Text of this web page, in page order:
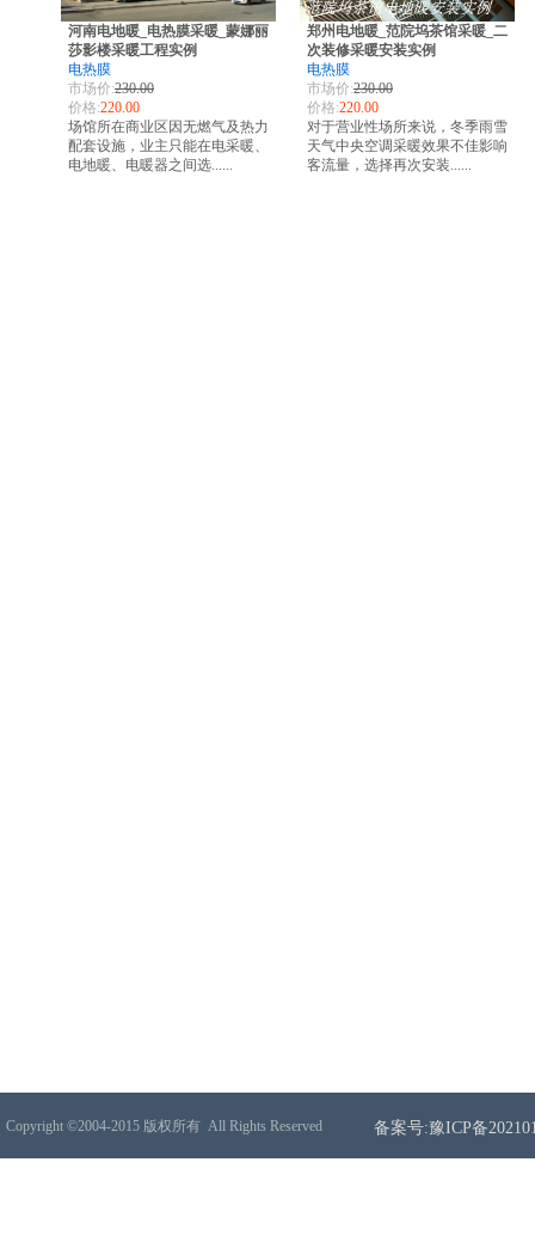
河南电地暖_电热膜采暖_蒙娜丽
莎影楼采暖工程实例
电热膜
市场价:230.00
价格:220.00
场馆所在商业区因无燃气及热力
配套设施，业主只能在电采暖、
电地暖、电暖器之间选......
郑州电地暖_范院坞茶馆采暖_二
次装修采暖安装实例
电热膜
市场价:230.00
价格:220.00
对于营业性场所来说，冬季雨雪
天气中央空调采暖效果不佳影响
客流量，选择再次安装......
Copyright ©2004-2015 版权所有 All Rights Reserved 备案号:豫ICP备